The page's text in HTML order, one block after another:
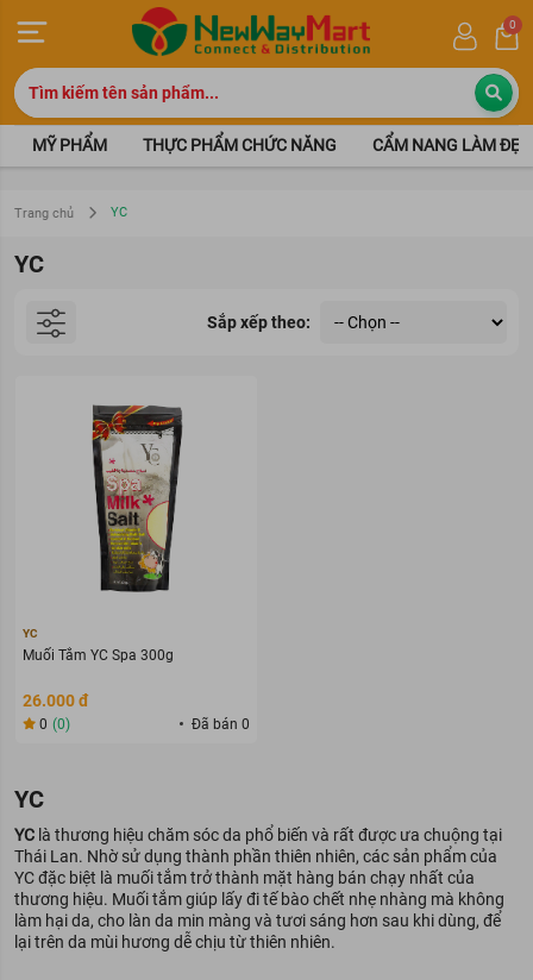
0
MỸ PHẨM THỰC PHẨM CHỨC NĂNG CẨM NANG LÀM ĐẸP
Trang chủ YC
YC
Sắp xếp theo:
YC
Muối Tắm YC Spa 300g
26.000 đ
0 (0) Đã bán 0
YC
YC là thương hiệu chăm sóc da phổ biến và rất được ưa chuộng tại
Thái Lan. Nhờ sử dụng thành phần thiên nhiên, các sản phẩm của
YC đặc biệt là muối tắm trở thành mặt hàng bán chạy nhất của
thương hiệu. Muối tắm giúp lấy đi tế bào chết nhẹ nhàng mà không
làm hại da, cho làn da min màng và tươi sáng hơn sau khi dùng, để
lại trên da mùi hương dễ chịu từ thiên nhiên.